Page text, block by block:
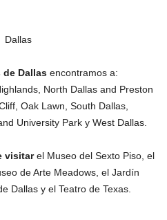
de Dallas encontramos a:
North Dallas and Preston
Oak Lawn, South Dallas,
University Park y West Dallas.
visitarel Museo del Sexto Piso, el
de Arte Meadows, el Jardín
Dallas y el Teatro de Texas.